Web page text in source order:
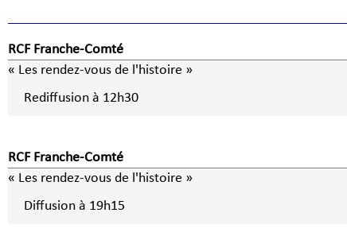
RCF Franche-Comté
« Les rendez-vous de l'histoire »
Rediffusion à 12h30
RCF Franche-Comté
« Les rendez-vous de l'histoire »
Diffusion à 19h15